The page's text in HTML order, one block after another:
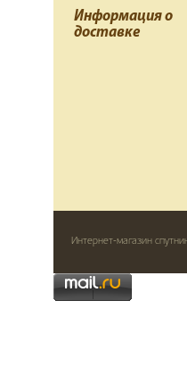
Информация о
доставке
Интернет-магазин